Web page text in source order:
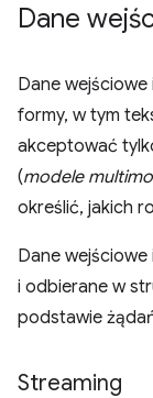
Dane
Dane
formy, w tym
akceptować
(modele
określić, jakich
Dane
i odbierane w
podstawie
Streaming